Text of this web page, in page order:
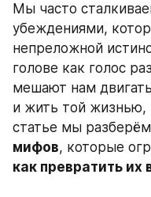
Мы часто
убеждениями,
непреложной
голове как голос
мешают нам
и жить той жизнью,
статье мы разберём
мифов
как превратить их